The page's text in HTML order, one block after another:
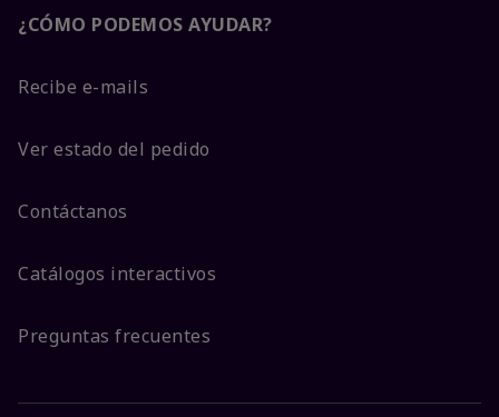
¿CÓMO PODEMOS AYUDAR?
Recibe e-mails
Ver estado del pedido
Contáctanos
Catálogos interactivos
Preguntas frecuentes